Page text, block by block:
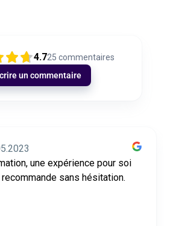
4.725 commentaires
un commentaire
une expérience pour soi
sans hésitation.